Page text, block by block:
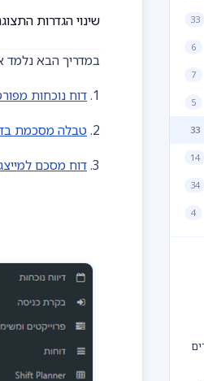
33
6
7
5
33
14
34
4
שינוי הגדרות
במדריך הבא נלמד
1. דוח נוכחות
2. טבלה מסכמת
3. דוח מסכם